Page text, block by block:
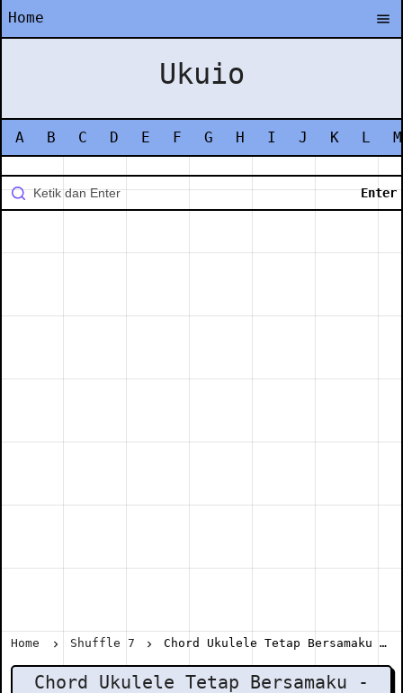
Home
Ukuio
A B C D E F G H I J K L M
Home Shuffle 7 Chord Ukulele Tetap Bersamaku - Shuffle 7
Chord Ukulele Tetap Bersamaku -